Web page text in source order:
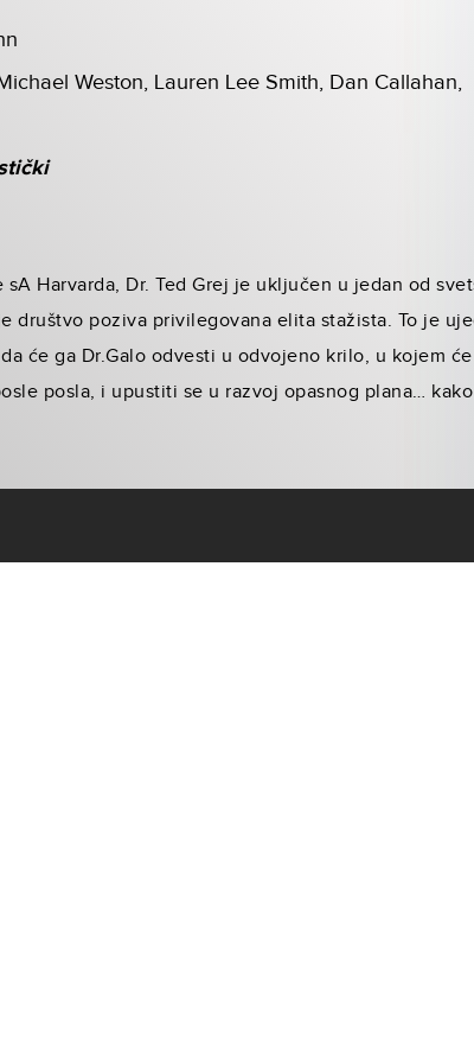
Weston, Lauren Lee Smith, Dan Callahan,
Harvarda, Dr. Ted Grej je uključen u jedan od
društvo poziva privilegovana elita stažista. To je
će ga Dr.Galo odvesti u odvojeno krilo, u kojem
posla, i upustiti se u razvoj opasnog plana…